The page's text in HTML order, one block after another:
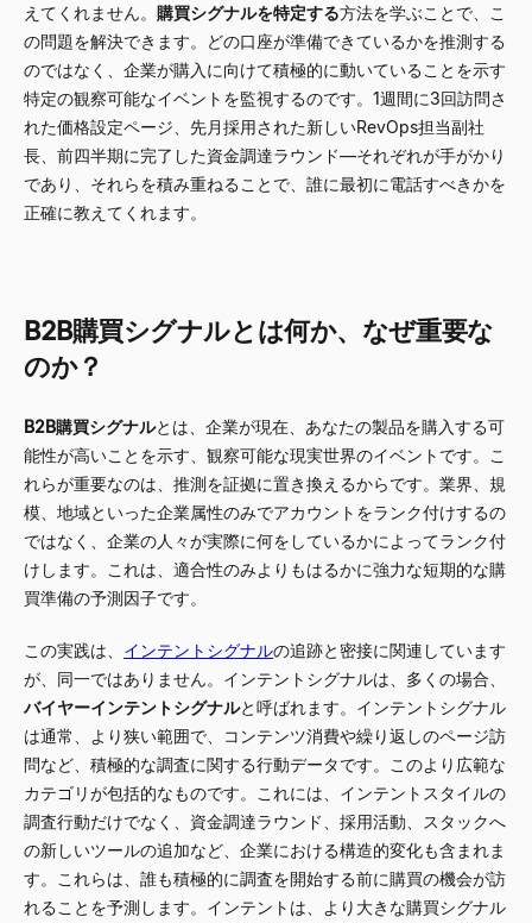
えてくれません。 購買シグナルを特定する方法を学ぶことで、こ
の問題を解決できます。どの口座が準備できているかを推測する
のではなく、企業が購入に向けて積極的に動いていることを示す
特定の観察可能なイベントを監視するのです。1週間に3回訪問さ
れた価格設定ページ、先月採用された新しいRevOps担当副社
長、前四半期に完了した資金調達ラウンド—それぞれが手がかり
であり、それらを積み重ねることで、誰に最初に電話すべきかを
正確に教えてくれます。
B2B購買シグナルとは何か、なぜ重要な
のか？
B2B購買シグナルとは、企業が現在、あなたの製品を購入する可
能性が高いことを示す、観察可能な現実世界のイベントです。こ
れらが重要なのは、推測を証拠に置き換えるからです。業界、規
模、地域といった企業属性のみでアカウントをランク付けするの
ではなく、企業の人々が実際に何をしているかによってランク付
けします。これは、適合性のみよりもはるかに強力な短期的な購
買準備の予測因子です。
この実践は、 インテントシグナルの追跡と密接に関連しています
が、同一ではありません。インテントシグナルは、多くの場合、
バイヤーインテントシグナルと呼ばれます。インテントシグナル
は通常、より狭い範囲で、コンテンツ消費や繰り返しのページ訪
問など、積極的な調査に関する行動データです。このより広範な
カテゴリが包括的なものです。これには、インテントスタイルの
調査行動だけでなく、資金調達ラウンド、採用活動、スタックへ
の新しいツールの追加など、企業における構造的変化も含まれま
す。これらは、誰も積極的に調査を開始する前に購買の機会が訪
れることを予測します。インテントは、より大きな購買シグナル